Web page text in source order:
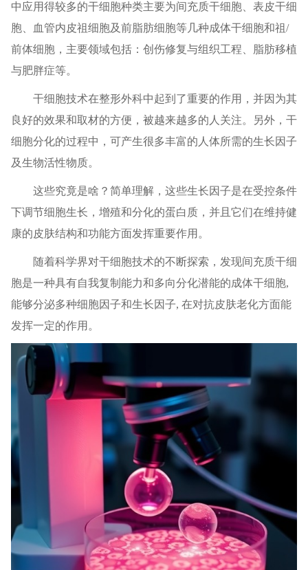
中应用得较多的干细胞种类主要为间充质干细胞、表皮干细
胞、血管内皮祖细胞及前脂肪细胞等几种成体干细胞和祖/
前体细胞，主要领域包括：创伤修复与组织工程、脂肪移植
与肥胖症等。
干细胞技术在整形外科中起到了重要的作用，并因为其
良好的效果和取材的方便，被越来越多的人关注。另外，干
细胞分化的过程中，可产生很多丰富的人体所需的生长因子
及生物活性物质。
这些究竟是啥？简单理解，这些生长因子是在受控条件
下调节细胞生长，增殖和分化的蛋白质，并且它们在维持健
康的皮肤结构和功能方面发挥重要作用。
随着科学界对干细胞技术的不断探索，发现间充质干细
胞是一种具有自我复制能力和多向分化潜能的成体干细胞,
能够分泌多种细胞因子和生长因子, 在对抗皮肤老化方面能
发挥一定的作用。